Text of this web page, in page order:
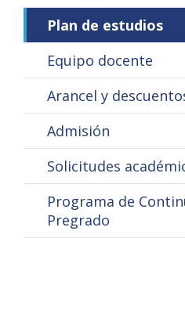
Plan de estudios
Equipo docente
Arancel y
Admisión
Solicitudes
Programa de
Pregrado